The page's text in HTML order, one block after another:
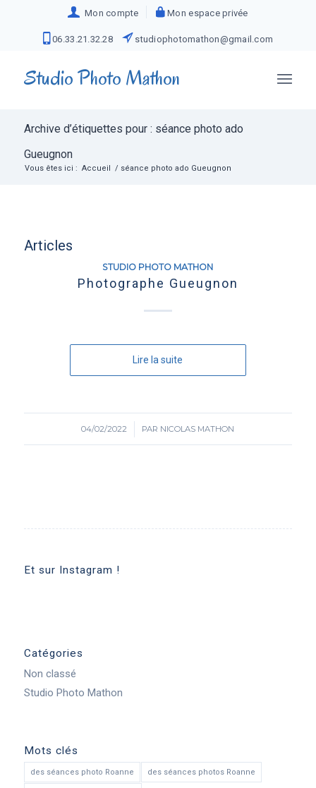
Mon compte Mon espace privée
06.33.21.32.28 studiophotomathon@gmail.com
Studio Photo Mathon
Archive d’étiquettes pour : séance photo ado
Gueugnon
Vous êtes ici : Accueil / séance photo ado Gueugnon
Articles
STUDIO PHOTO MATHON
Photographe Gueugnon
Lire la suite
04/02/2022
/ PAR NICOLAS MATHON
Et sur Instagram !
Catégories
Non classé
Studio Photo Mathon
Mots clés
des séances photo Roanne des séances photos Roanne